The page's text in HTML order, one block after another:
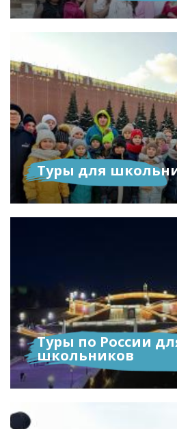
Туры для
Туры по России
школьников